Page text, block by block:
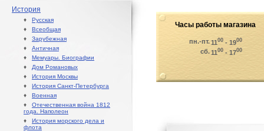
История
♦ Русская
♦ Всеобщая
♦ Зарубежная
♦ Античная
♦ Мемуары. Биографии
♦ Дом Романовых
♦ История Москвы
♦ История Санкт-Петербурга
♦ Военная
♦ Отечественная война 1812
года. Наполеон
♦ История морского дела и
флота
Часы работы магазина
пн.-пт.1100 - 1900
сб.1100 - 1700